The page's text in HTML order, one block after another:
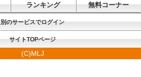
ランキング 無料コーナー
別のサービスでログイン
サイトTOPページ
(C)MLJ